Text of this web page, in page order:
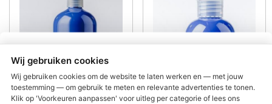
Wij gebruiken cookies
Wij gebruiken cookies om de website te laten werken en — met jouw
toestemming — om gebruik te meten en relevante advertenties te tonen.
Klik op 'Voorkeuren aanpassen' voor uitleg per categorie of lees ons